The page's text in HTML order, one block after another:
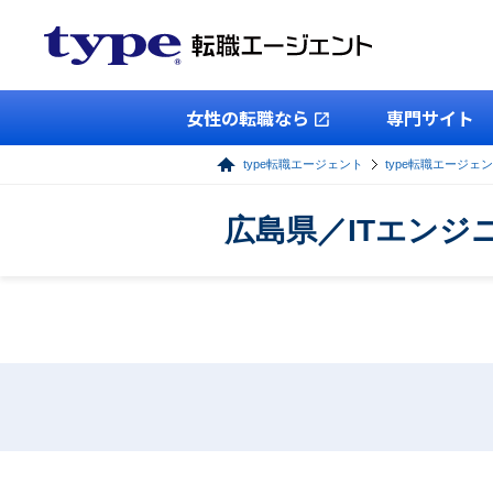
女性の転職なら 専門サイト
type転職エージェント type転職エージェ
広島県／ITエンジ